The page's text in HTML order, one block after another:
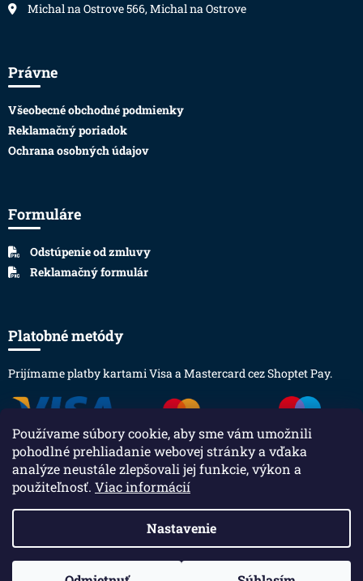
Používame súbory cookie, aby sme vám umožnili
pohodlné prehliadanie webovej stránky a vďaka
analýze neustále zlepšovali jej funkcie, výkon a
použiteľnosť. Viac informácií
Nastavenie
Michal na Ostrove 566, Michal na Ostrove
Právne
Všeobecné obchodné podmienky
Reklamačný poriadok
Ochrana osobných údajov
Formuláre
Odstúpenie od zmluvy
Reklamačný formulár
Platobné metódy
Prijímame platby kartami Visa a Mastercard cez Shoptet Pay.
obleceniepro.sk